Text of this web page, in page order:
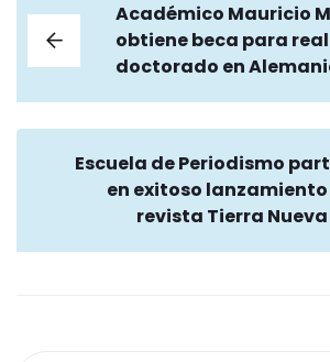
Académico Mauricio
obtiene beca para
doctorado en
Escuela de Periodismo
en exitoso lanzamiento
revista Tierra Nueva